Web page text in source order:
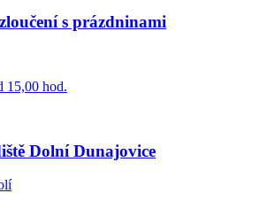
s prázdninami
15,00 hod.
Dolní Dunajovice